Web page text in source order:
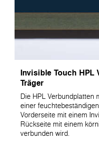
Invisible Touch HPL
Träger
Die HPL Verbundplatten
einer
Vorderseite mit einem
Rückseite mit einem
verbunden wird.